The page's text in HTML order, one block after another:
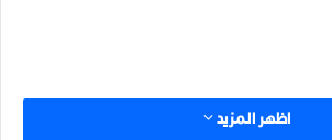
اظهر المزيد